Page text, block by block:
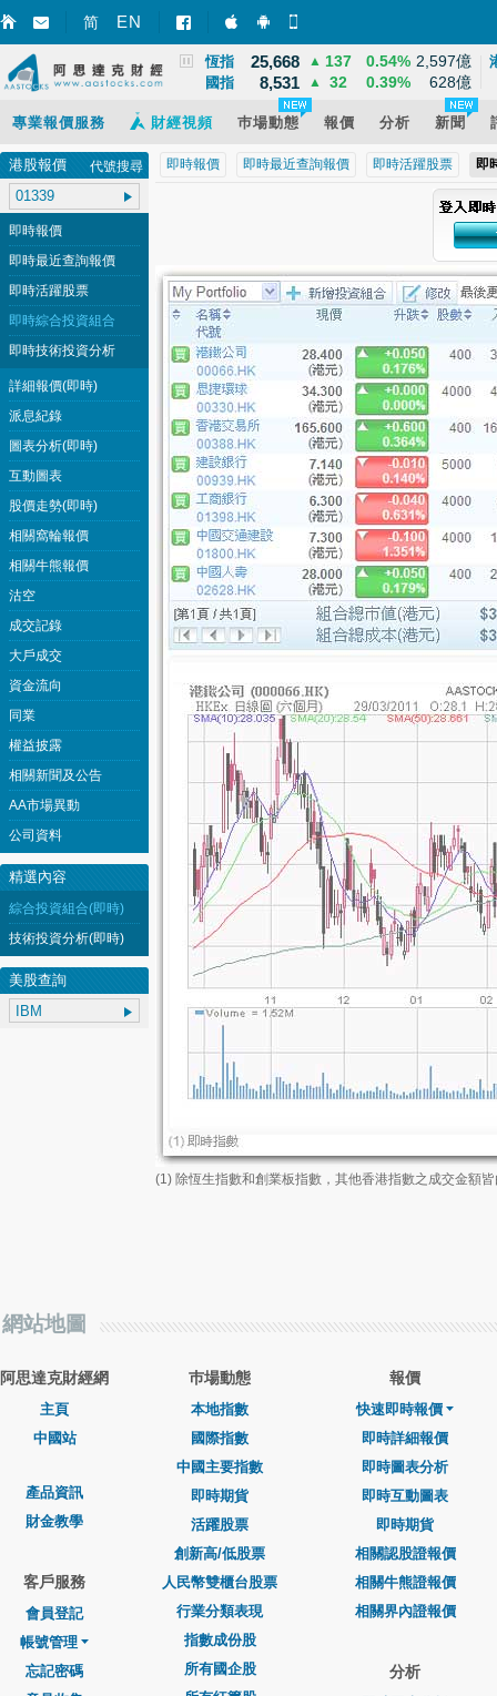
简 EN 智財迅 (iPhone)
智財迅 (Android)
上證 3,940
恆指 25,668 ▲ 137 0.54% 2,597億
國指 8,531 ▲ 32 0.39% 628億
專業報價服務 財經視頻 巿場動態 報價 分析 新聞
即時報價 即時最近查詢報價 即時活躍股票 即
(1) 除恆生指數和創業板指數，其他香港指數之成交金額
港股報價 代號搜尋
即時報價
即時最近查詢報價
即時活躍股票
即時綜合投資組合
即時技術投資分析
詳細報價(即時)
派息紀錄
圖表分析(即時)
互動圖表
股價走勢(即時)
相關窩輪報價
相關牛熊報價
沽空
成交記錄
大戶成交
資金流向
同業
權益披露
相關新聞及公告
AA市場異動
公司資料
精選內容
綜合投資組合(即時)
技術投資分析(即時)
美股查詢
網站地圖
阿思達克財經網
主頁
中國站
產品資訊
財金教學
客戶服務
會員登記
帳號管理
忘記密碼
巿場動態
本地指數
國際指數
中國主要指數
即時期貨
活躍股票
創新高/低股票
人民幣雙櫃台股票
行業分類表現
指數成份股
所有國企股
報價
快速即時報價
即時詳細報價
即時圖表分析
即時互動圖表
即時期貨
相關認股證報價
相關牛熊證報價
相關界內證報價
分析